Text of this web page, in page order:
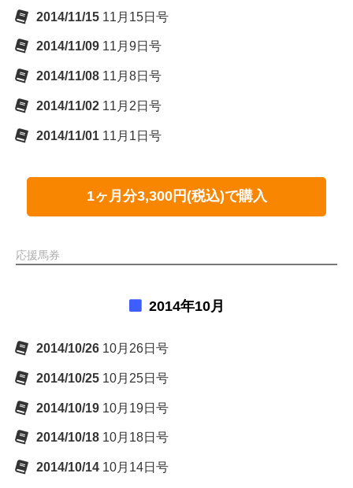
2014/11/15 11月15日号
2014/11/09 11月9日号
2014/11/08 11月8日号
2014/11/02 11月2日号
2014/11/01 11月1日号
1ヶ月分3,300円(税込)で購入
応援馬券
2014年10月
2014/10/26 10月26日号
2014/10/25 10月25日号
2014/10/19 10月19日号
2014/10/18 10月18日号
2014/10/14 10月14日号